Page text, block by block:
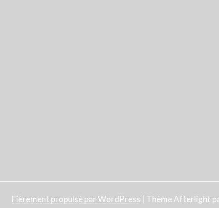
Fièrement propulsé par WordPress Thème Afterlight